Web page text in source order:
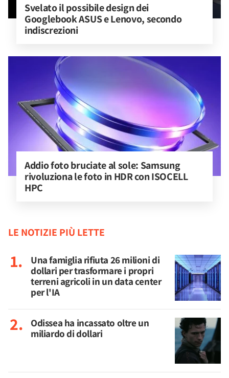
Svelato il possibile design dei
Googlebook ASUS e Lenovo, secondo
indiscrezioni
Addio foto bruciate al sole: Samsung
rivoluziona le foto in HDR con ISOCELL
HPC
LE NOTIZIE PIÙ LETTE
Una famiglia rifiuta 26 milioni di
dollari per trasformare i propri
terreni agricoli in un data center
per l'IA
Odissea ha incassato oltre un
miliardo di dollari